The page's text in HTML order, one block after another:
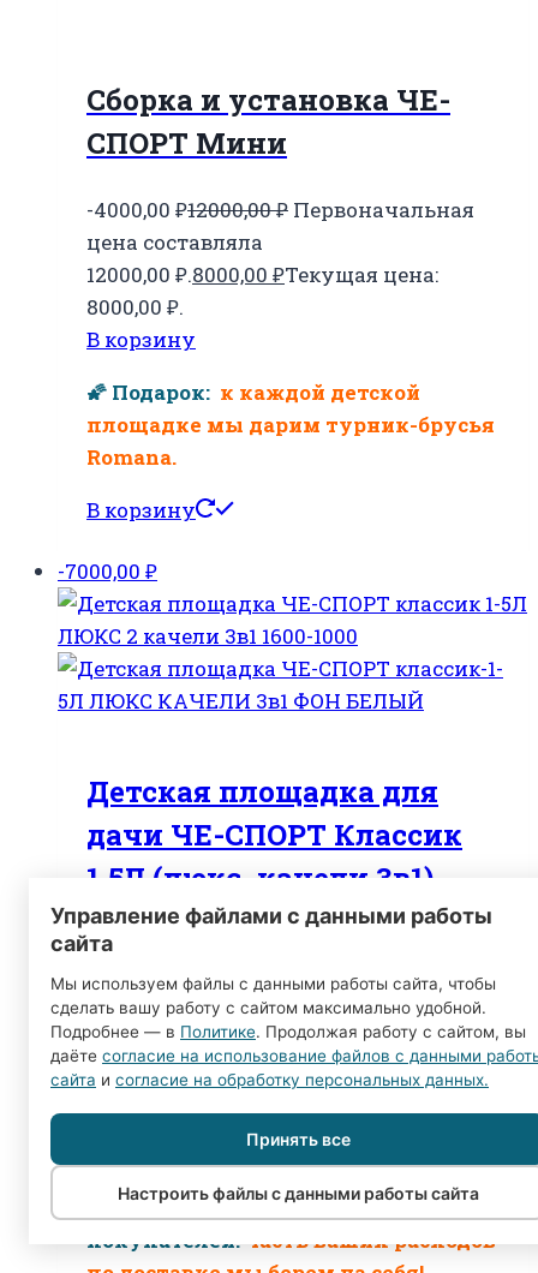
Сборка и установка ЧЕ-
СПОРТ Мини
-4000,00 ₽12000,00₽ Первоначальная
цена составляла
12000,00 ₽.8000,00 ₽Текущая цена:
8000,00 ₽.
В корзину
🌠 Подарок: к каждой детской
площадке мы дарим турник-брусья
Romana.
В корзину
-7000,00 ₽
Детская площадка для
дачи ЧЕ-СПОРТ Классик
1.5Л (люкс, качели 3в1)
68900,00
составляла
68900,00 ₽.61900,00₽ Текущая цена:
61900,00 ₽.
🌠 Ваш бонус: бесплатная доставка
до 50 км. за МКАД (см. вкладка
🌠 Акция для региональных
покупателей: часть ваших расходов
Управление файлами с данными работы
сайта
Мы используем файлы с данными работы сайта, чтобы
сделать вашу работу с сайтом максимально удобной.
Подробнее — в Политике. Продолжая работу с сайтом, вы
даёте согласие на использование файлов с данными
сайта и согласие на обработку персональных данных.
Принять все
Настроить файлы с данными работы сайта